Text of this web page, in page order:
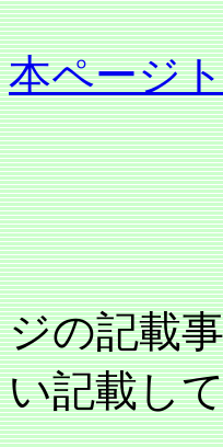
本ページ
お願
ジの記載
い記載し